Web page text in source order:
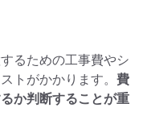
るための工事費やシ
トがかかります。 費
か判断することが重